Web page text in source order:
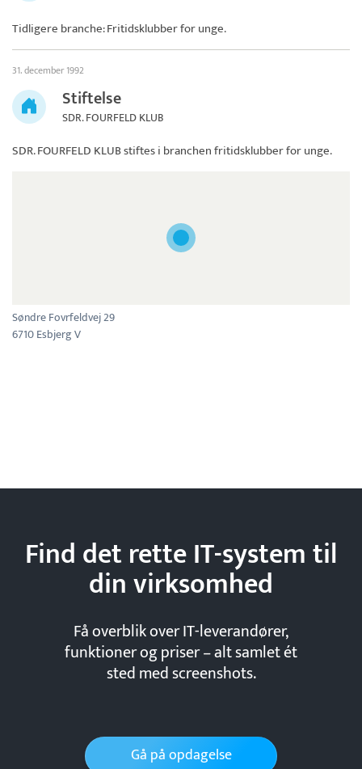
Tidligere branche: Fritidsklubber for unge.
31. december 1992
Stiftelse
SDR. FOURFELD KLUB
SDR. FOURFELD KLUBstiftes i branchen fritidsklubber for unge.
Søndre Fovrfeldvej 29
6710 Esbjerg V
Find det rette IT-system til
dinvirksomhed
Få overblik over IT-leverandører,
funktioner og priser – alt samlet ét
sted med screenshots.
Gå på opdagelse